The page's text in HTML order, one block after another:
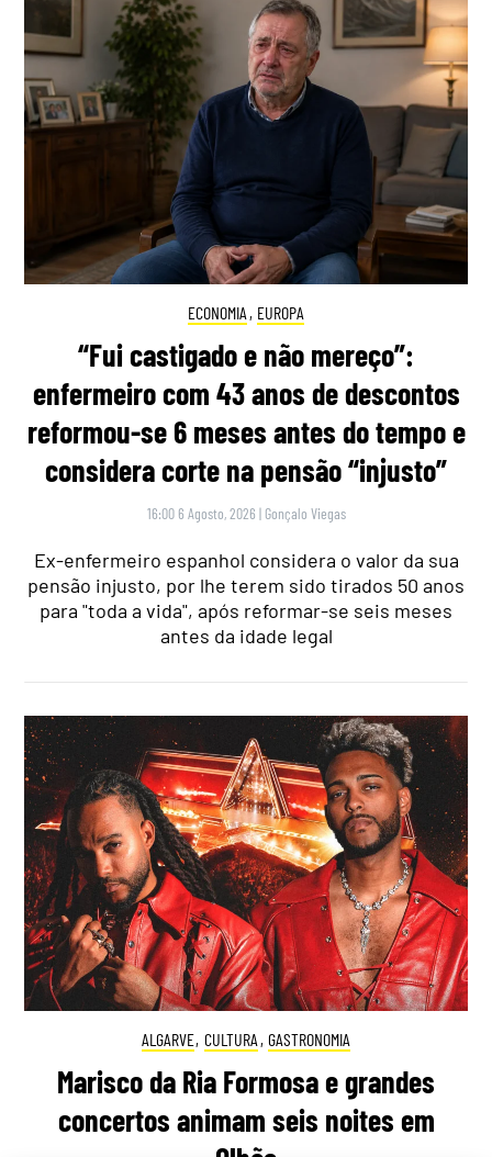
ECONOMIA , EUROPA
“Fui castigado e não mereço”:
enfermeiro com 43 anos de descontos
reformou-se 6 meses antes do tempo e
considera corte na pensão “injusto”
16:00 6 Agosto, 2026 | Gonçalo Viegas
Ex-enfermeiro espanhol considera o valor da sua
pensão injusto, por lhe terem sido tirados 50 anos
para "toda a vida", após reformar-se seis meses
antes da idade legal
ALGARVE, CULTURA , GASTRONOMIA
Marisco da Ria Formosa e grandes
concertos animam seis noites em